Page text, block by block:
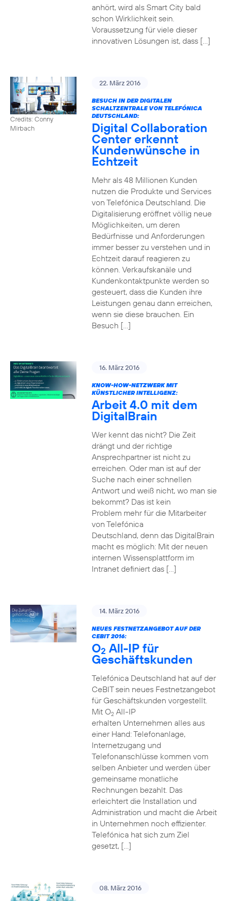
anhört, wird als Smart City bald
schon Wirklichkeit sein.
Voraussetzung für viele dieser
innovativen Lösungen ist, dass […]
Credits: Conny
Mirbach
22. März 2016
BESUCH IN DER DIGITALEN
SCHALTZENTRALE VON TELEFÓNICA
DEUTSCHLAND:
Digital Collaboration
Center erkennt
Kundenwünsche in
Echtzeit
Mehr als 48 Millionen Kunden
nutzen die Produkte und Services
von Telefónica Deutschland. Die
Digitalisierung eröffnet völlig neue
Möglichkeiten, um deren
Bedürfnisse und Anforderungen
immer besser zu verstehen und in
Echtzeit darauf reagieren zu
können. Verkaufskanäle und
Kundenkontaktpunkte werden so
gesteuert, dass die Kunden ihre
Leistungen genau dann erreichen,
wenn sie diese brauchen. Ein
Besuch […]
16. März 2016
KNOW-HOW-NETZWERK MIT
KÜNSTLICHER INTELLIGENZ:
Arbeit 4.0 mit dem
DigitalBrain
Wer kennt das nicht? Die Zeit
drängt und der richtige
Ansprechpartner ist nicht zu
erreichen. Oder man ist auf der
Suche nach einer schnellen
Antwort und weiß nicht, wo man sie
bekommt? Das ist kein
Problem mehr für die Mitarbeiter
von Telefónica
Deutschland, denn das DigitalBrain
macht es möglich: Mit der neuen
internen Wissensplattform im
Intranet definiert das […]
14. März 2016
NEUES FESTNETZANGEBOT AUF DER
CEBIT 2016:
O2 All-IP für
Geschäftskunden
Telefónica Deutschland hat auf der
CeBIT sein neues Festnetzangebot
für Geschäftskunden vorgestellt.
Mit O2All-IP
erhalten Unternehmen alles aus
einer Hand: Telefonanlage,
Internetzugang und
Telefonanschlüsse kommen vom
selben Anbieter und werden über
gemeinsame monatliche
Rechnungen bezahlt. Das
erleichtert die Installation und
Administration und macht die Arbeit
in Unternehmen noch effizienter.
Telefónica hat sich zum Ziel
gesetzt, […]
08. März 2016